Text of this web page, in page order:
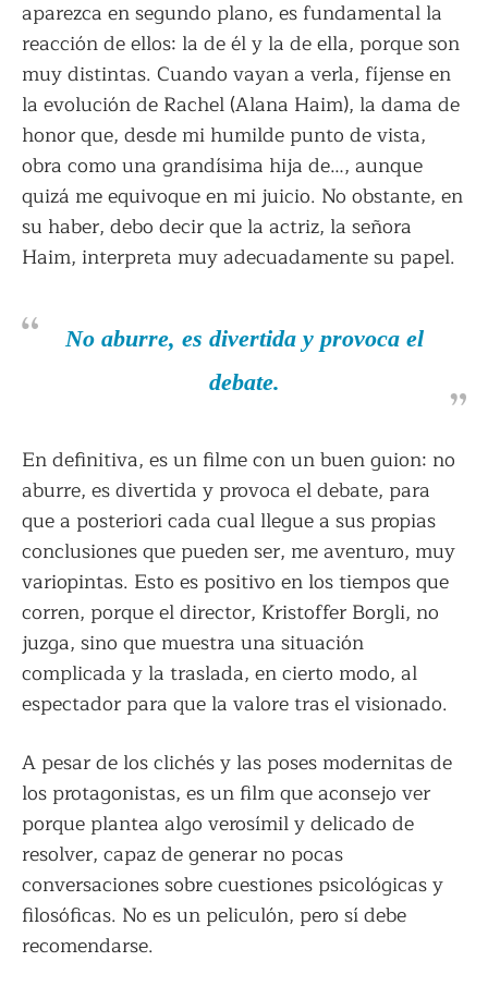
aparezca en segundo plano, es fundamental la
reacción de ellos: la de él y la de ella, porque son
muy distintas. Cuando vayan a verla, fíjense en
la evolución de Rachel (Alana Haim), la dama de
honor que, desde mi humilde punto de vista,
obra como una grandísima hija de…, aunque
quizá me equivoque en mi juicio. No obstante, en
su haber, debo decir que la actriz, la señora
Haim, interpreta muy adecuadamente su papel.
No aburre, es divertida y provoca el
debate.
En definitiva, es un filme con un buen guion: no
aburre, es divertida y provoca el debate, para
que a posteriori cada cual llegue a sus propias
conclusiones que pueden ser, me aventuro, muy
variopintas. Esto es positivo en los tiempos que
corren, porque el director, Kristoffer Borgli, no
juzga, sino que muestra una situación
complicada y la traslada, en cierto modo, al
espectador para que la valore tras el visionado.
A pesar de los clichés y las poses modernitas de
los protagonistas, es un film que aconsejo ver
porque plantea algo verosímil y delicado de
resolver, capaz de generar no pocas
conversaciones sobre cuestiones psicológicas y
filosóficas. No es un peliculón, pero sí debe
recomendarse.